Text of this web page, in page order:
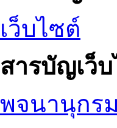
เว็บไซต์
สารบัญเว็
พจนานุกรม